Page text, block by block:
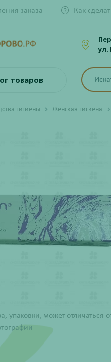
заказа Как
ул.
товаров
гигиены Женская гигиена
упаковки, может отличаться